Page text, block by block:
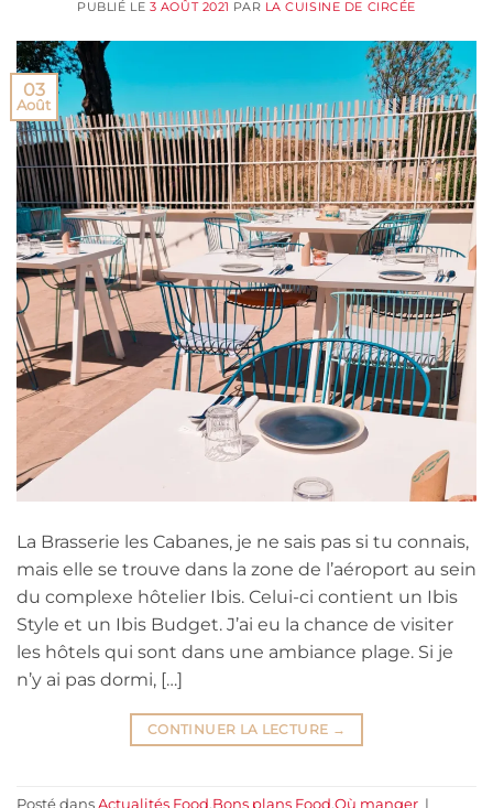
PUBLIÉ LE 3 AOÛT 2021 PAR LA CUISINE DE CIRCÉE
03
Août
La Brasserie les Cabanes, je ne sais pas si tu connais,
mais elle se trouve dans la zone de l’aéroport au sein
du complexe hôtelier Ibis. Celui-ci contient un Ibis
Style et un Ibis Budget. J’ai eu la chance de visiter
les hôtels qui sont dans une ambiance plage. Si je
n’y ai pas dormi, […]
CONTINUER LA LECTURE →
Posté dans Actualités Food,Bons plans Food,Où manger |